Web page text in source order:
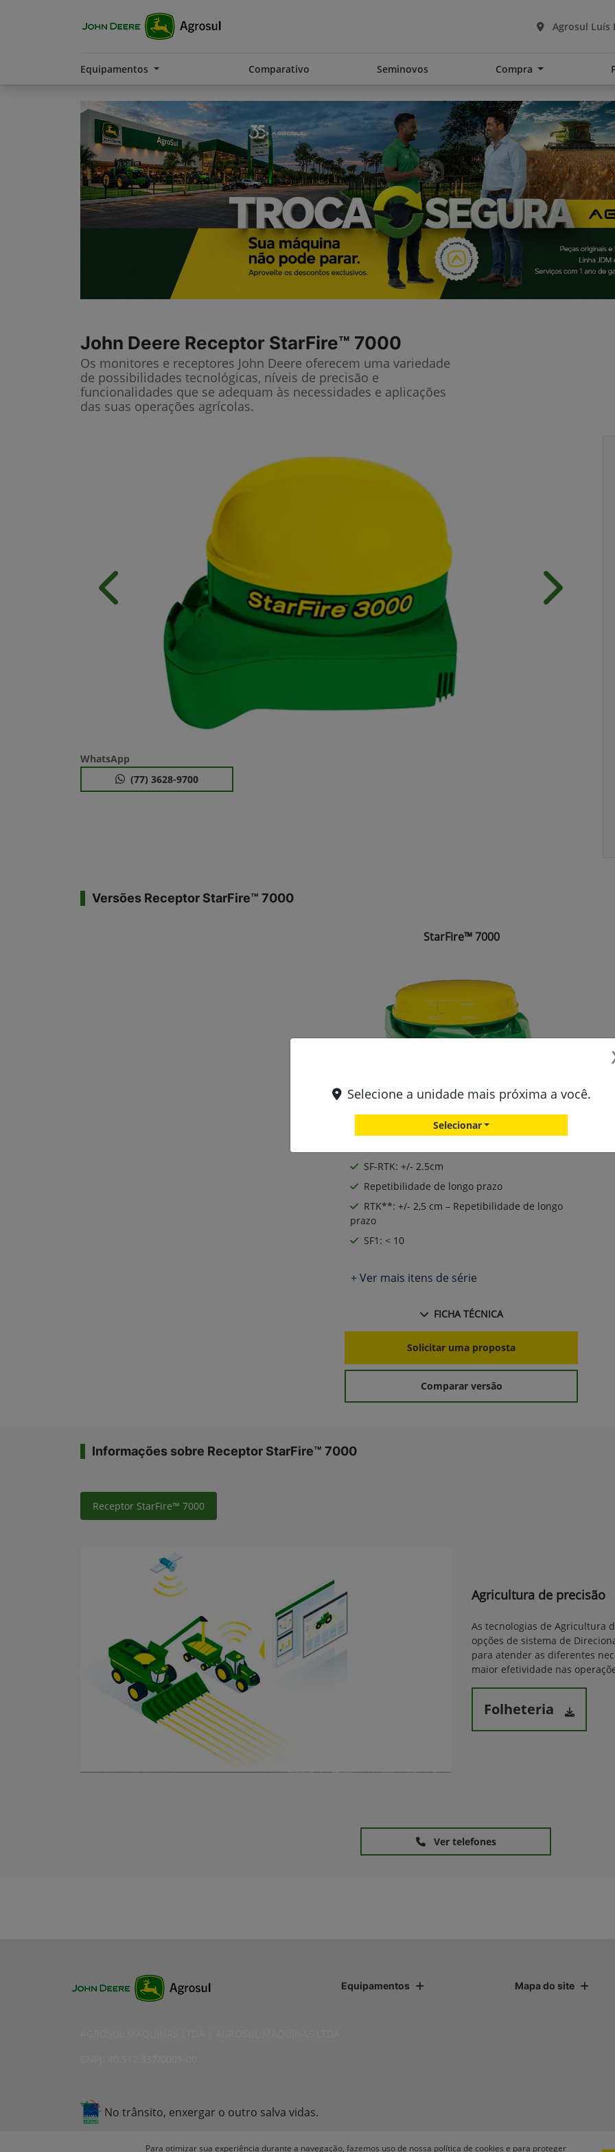
Agrosul Luís
Equipamentos Comparativo Seminovos Compra
John Deere Receptor StarFire™ 7000
Os monitores e receptores John Deere oferecem uma variedade
de possibilidades tecnológicas, níveis de precisão e
funcionalidades que se adequam às necessidades e aplicações
das suas operações agrícolas.
Anterior Próximo
WhatsApp
(77) 3628-9700
Versões Receptor StarFire™ 7000
StarFire™ 7000
SF-RTK: +/- 2.5cm
Repetibilidade de longo prazo
RTK**: +/- 2,5 cm – Repetibilidade de longo
prazo
SF1: < 10
+ Ver mais itens de série
FICHA TÉCNICA
Solicitar uma proposta
Comparar versão
Informações sobre Receptor StarFire™ 7000
Receptor StarFire™ 7000
Agricultura de precisão
As tecnologias de Agricultura
opções de sistema de
para atender as diferentes
maior efetividade nas
Folheteria
Ver telefones
Equipamentos Mapa do site
No trânsito, enxergar o outro salva vidas.
Selecione a unidade mais próxima a você.
Selecionar
Para otimizar sua experiência durante a navegação, fazemos uso de nossa política de cookies e para proteger